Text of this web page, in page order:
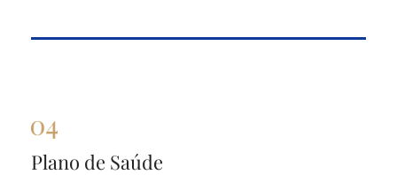
Plano de SaúdePlano de Saúde